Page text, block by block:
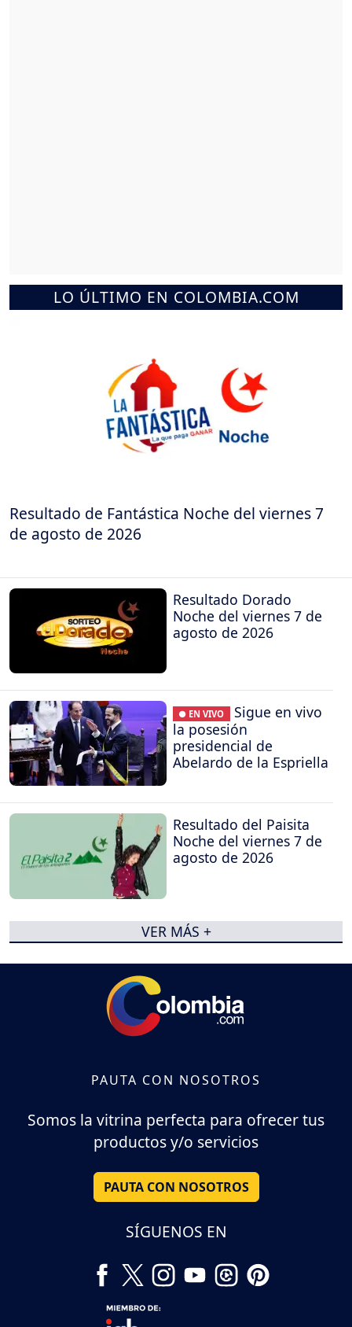
LO ÚLTIMO EN COLOMBIA.COM
Resultado de Fantástica Noche del viernes 7
de agosto de 2026
Resultado Dorado
Noche del viernes 7 de
agosto de 2026
● EN VIVO
Sigue en vivo
la posesión
presidencial de
Abelardo de la Espriella
Resultado del Paisita
Noche del viernes 7 de
agosto de 2026
VER MÁS +
PAUTA CON NOSOTROS
Somos la vitrina perfecta para ofrecer tus
productos y/o servicios
PAUTA CON NOSOTROS
SÍGUENOS EN